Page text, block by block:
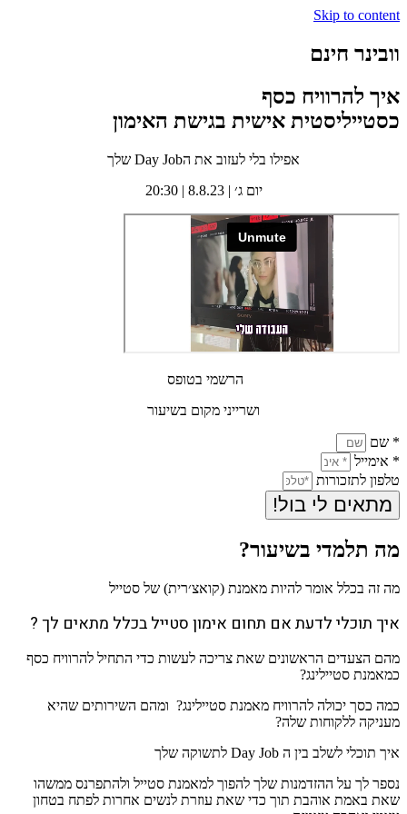
Skip to content
וובינר חינם
איך להרוויח כסף
כסטייליסטית אישית בגישת האימון
אפילו בלי לעזוב את הDay Job שלך
יום ג׳ | 8.8.23 | 20:30
הרשמי בטופס
ושרייני מקום בשיעור
* שם
* אימייל
טלפון לתזכורות
מתאים לי בול!
מה תלמדי בשיעור?
מה זה בכלל אומר להיות מאמנת (קואצ׳רית) של סטייל
איך תוכלי לדעת אם תחום אימון סטייל בכלל מתאים לך ?
מהם הצעדים הראשונים שאת צריכה לעשות כדי התחיל להרוויח כסף
כמאמנת סטיילינג?
כמה כסך יכולה להרוויח מאמנת סטיילינג? ומהם השירותים שהיא
מעניקה ללקוחות שלה?
איך תוכלי לשלב בין ה Day Job לתשוקה שלך
נספר לך על ההזדמנות שלך להפוך למאמנת סטייל ולהתפרנס ממשהו
שאת באמת אוהבת תוך כדי שאת עוזרת לנשים אחרות לפתח בטחון